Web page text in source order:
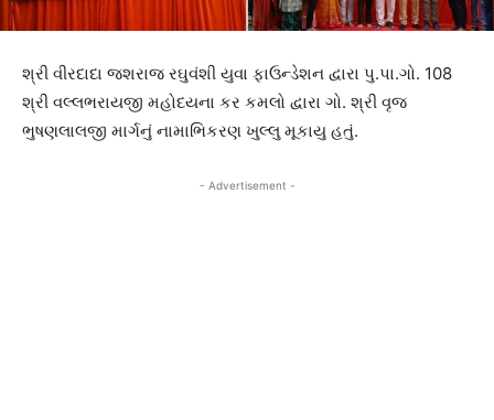
શ્રી વીરદાદા જશરાજ રઘુવંશી યુવા ફાઉન્ડેશન દ્વારા પુ.પા.ગો. 108
શ્રી વલ્લભરાયજી મહોદયના કર કમલો દ્વારા ગો. શ્રી વૃજ
ભુષણલાલજી માર્ગનું નામાભિકરણ ખુલ્લુ મૂકાયુ હતું.
- Advertisement -